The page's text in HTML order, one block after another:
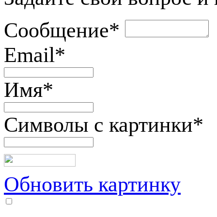
Сообщение*
Email*
Имя*
Символы с картинки*
Обновить картинку